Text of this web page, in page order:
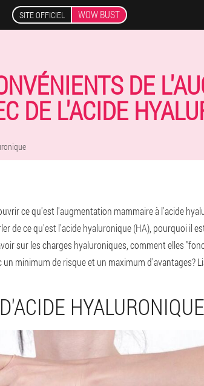
SITE OFFICIEL WOW BUST
DE
DE L'ACIDE
ce qu'est l'augmentation mammaire à l'acide
de ce qu'est l'acide hyaluronique (HA), pourquoi il
sur les charges hyaluroniques, comment elles
minimum de risque et un maximum d'avantages?